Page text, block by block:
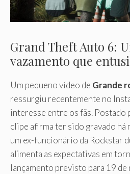
Grand Theft Auto 6:
vazamento que
Um pequeno vídeo de Grande
ressurgiu recentemente no
interesse entre os fãs. Postado
clipe afirma ter sido gravado há
um ex-funcionário da Rockstar
alimenta as expectativas em
lançamento previsto para 19